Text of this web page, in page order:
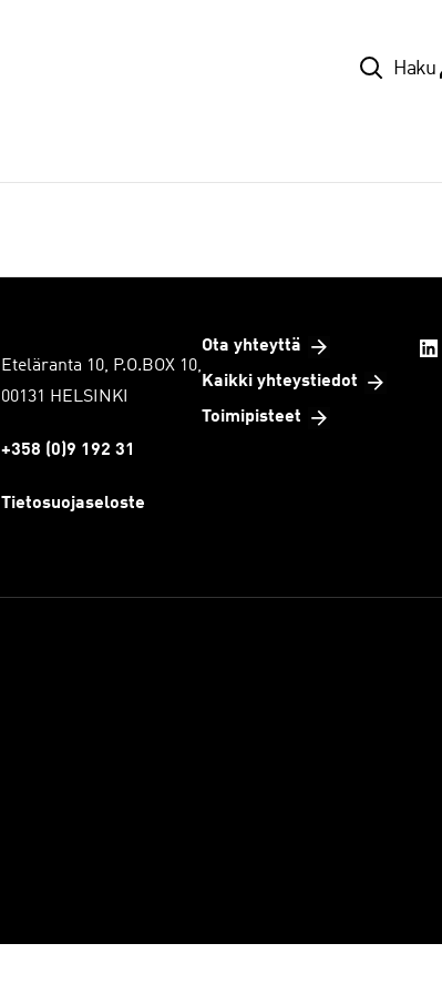
TopHaku
Eteläranta 10, P.O.BOX 10,
00131 HELSINKI
+358 (0)9 192 31
Tietosuojaseloste
Ota yhteyttä
Kaikki yhteystiedot
Toimipisteet